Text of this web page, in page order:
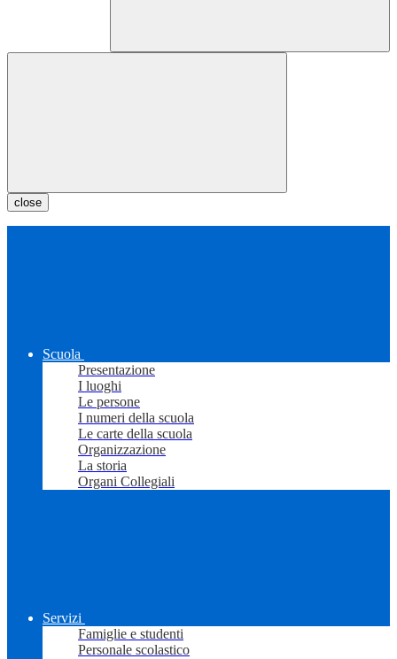
close
Scuola
Presentazione
I luoghi
Le persone
I numeri della scuola
Le carte della scuola
Organizzazione
La storia
Organi Collegiali
Servizi
Famiglie e studenti
Personale scolastico